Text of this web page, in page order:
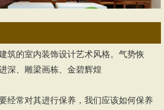
筑的室内装饰设计艺术风格。气势恢
深、雕梁画栋、金碧辉煌
经常对其进行保养，我们应该如何保养